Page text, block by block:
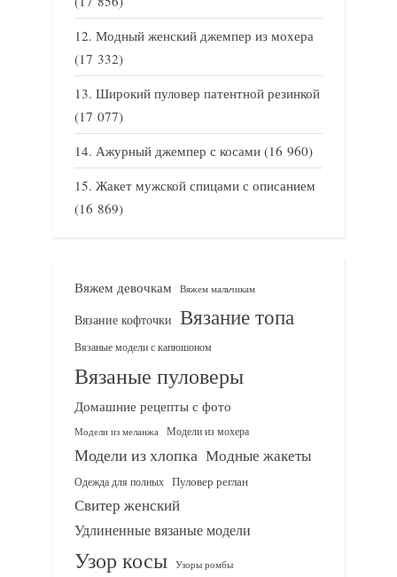
Модный женский джемпер из мохера
(17 332)
Широкий пуловер патентной резинкой
(17 077)
Ажурный джемпер с косами (16 960)
Жакет мужской спицами с описанием
(16 869)
Вяжем девочкам Вяжем мальчикам
Вязание кофточки Вязание топа
Вязаные модели с капюшоном
Вязаные пуловеры
Домашние рецепты с фото
Модели из меланжа Модели из мохера
Модели из хлопка Модные жакеты
Одежда для полных Пуловер реглан
Свитер женский
Удлиненные вязаные модели
Узор косы Узоры ромбы